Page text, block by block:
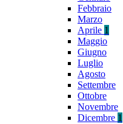
Febbraio
Marzo
Aprile 1
Maggio
Giugno
Luglio
Agosto
Settembre
Ottobre
Novembre
Dicembre 1